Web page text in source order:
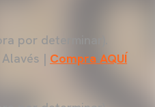
por determinar).
| Compra AQUÍ